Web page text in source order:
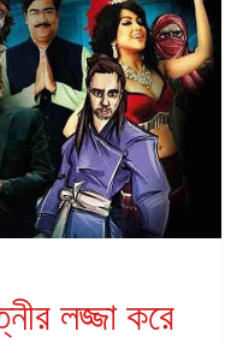
লজ্জা করে